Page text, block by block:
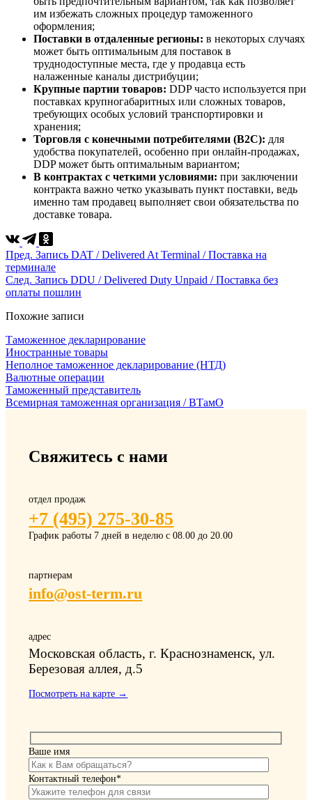
им избежать сложных процедур таможенного
оформления;
Поставки в отдаленные регионы: в некоторых случаях
может быть оптимальным для поставок в
труднодоступные места, где у продавца есть
налаженные каналы дистрибуции;
Крупные партии товаров: DDP часто используется при
поставках крупногабаритных или сложных товаров,
требующих особых условий транспортировки и
хранения;
Торговля с конечными потребителями (B2C): для
удобства покупателей, особенно при онлайн-продажах,
DDP может быть оптимальным вариантом;
В контрактах с четкими условиями: при заключении
контракта важно четко указывать пункт поставки, ведь
именно там продавец выполняет свои обязательства по
доставке товара.
Пред. Запись DAT / Delivered At Terminal / Поставка на
терминале
След. Запись DDU / Delivered Duty Unpaid / Поставка без
оплаты пошлин
Похожие записи
Таможенное декларирование
Иностранные товары
Неполное таможенное декларирование (НТД)
Валютные операции
Таможенный представитель
Всемирная таможенная организация / ВТамО
Свяжитесь с нами
отдел продаж
+7 (495) 275-30-85
График работы 7 дней в неделю с 08.00 до 20.00
партнерам
info@ost-term.ru
адрес
Московская область, г. Краснознаменск, ул.
Березовая аллея, д.5
Посмотреть на карте →
Ваше имя
Контактный телефон*